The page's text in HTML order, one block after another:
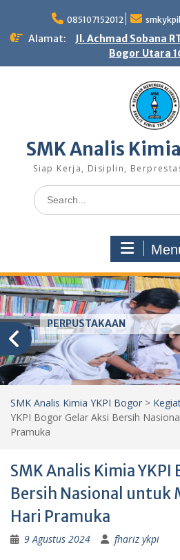
content
085107152012
Alamat:
Jl. Achmad Sobana
Bogor Utara
SMK Analis
Siap Kerja, Disiplin,
Search
for:
PERPUSTAKAAN
SMK Analis Kimia YKPI Bogor >
YKPI Bogor Gelar Aksi Bersih
Pramuka
SMK Analis Kimia YKPI
Bersih Nasional untuk
Hari Pramuka
9 Agustus 2024 fhariz ykpi